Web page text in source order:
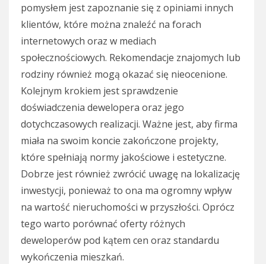
pomysłem jest zapoznanie się z opiniami innych
klientów, które można znaleźć na forach
internetowych oraz w mediach
społecznościowych. Rekomendacje znajomych lub
rodziny również mogą okazać się nieocenione.
Kolejnym krokiem jest sprawdzenie
doświadczenia dewelopera oraz jego
dotychczasowych realizacji. Ważne jest, aby firma
miała na swoim koncie zakończone projekty,
które spełniają normy jakościowe i estetyczne.
Dobrze jest również zwrócić uwagę na lokalizację
inwestycji, ponieważ to ona ma ogromny wpływ
na wartość nieruchomości w przyszłości. Oprócz
tego warto porównać oferty różnych
deweloperów pod kątem cen oraz standardu
wykończenia mieszkań.